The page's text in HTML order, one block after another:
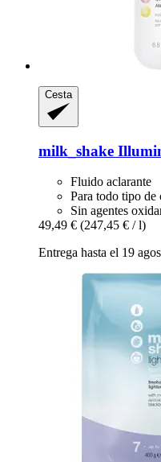
Cesta
milk_shake
Fluido aclarante
Para todo tipo de
Sin agentes
49,49 € (247,45 € / l)
Entrega hasta el 19